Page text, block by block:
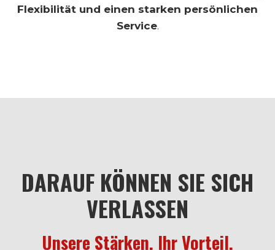
Flexibilität und einen starken persönlichen
Service.
DARAUF KÖNNEN SIE SICH
VERLASSEN
Unsere Stärken. Ihr Vorteil.